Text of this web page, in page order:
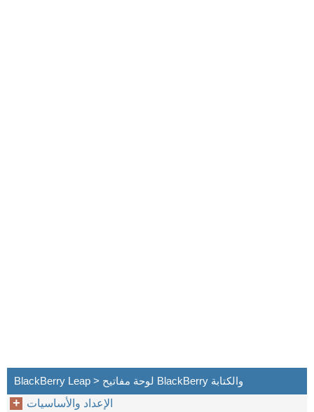
BlackBerry Leap > لوحة مفاتيح BlackBerry والكتابة
الإعداد والأساسيات